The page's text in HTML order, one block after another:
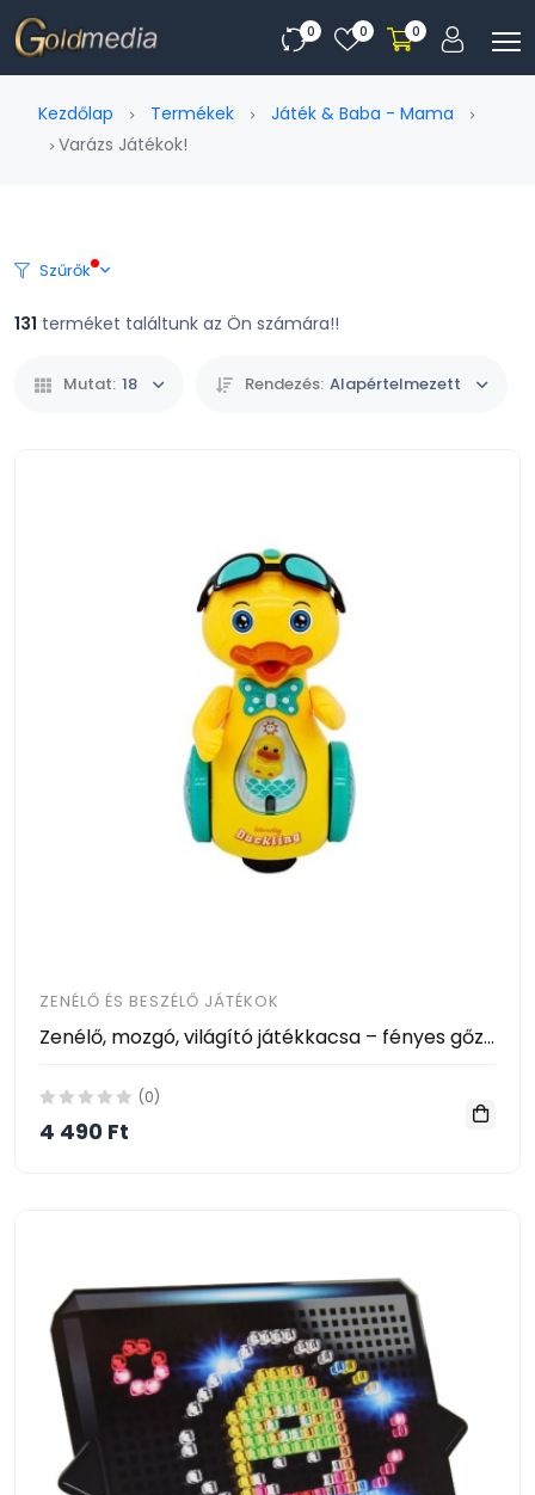
0 0 0
Kezdőlap Termékek
Játék & Baba - Mama
Varázs Játékok!
Szűrők
131 terméket találtunk az Ön számára!!
Mutat: 18 Rendezés: Alapértelmezett
ZENÉLŐ ÉS BESZÉLŐ JÁTÉKOK
Zenélő, mozgó, világító játékkacsa – fényes gőzt fúj
(0)
4 490 Ft